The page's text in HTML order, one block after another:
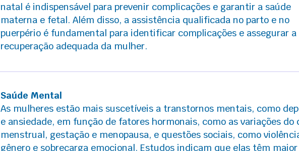
natal é indispensável para prevenir complicações e garantir a saúde
materna e fetal. Além disso, a assistência qualificada no parto e no
puerpério é fundamental para identificar complicações e assegurar a
recuperação adequada da mulher.
Saúde Mental
As mulheres estão mais suscetíveis a transtornos mentais, como
e ansiedade, em função de fatores hormonais, como as variações do
menstrual, gestação e menopausa, e questões sociais, como
gênero e sobrecarga emocional. Estudos indicam que elas têm maior